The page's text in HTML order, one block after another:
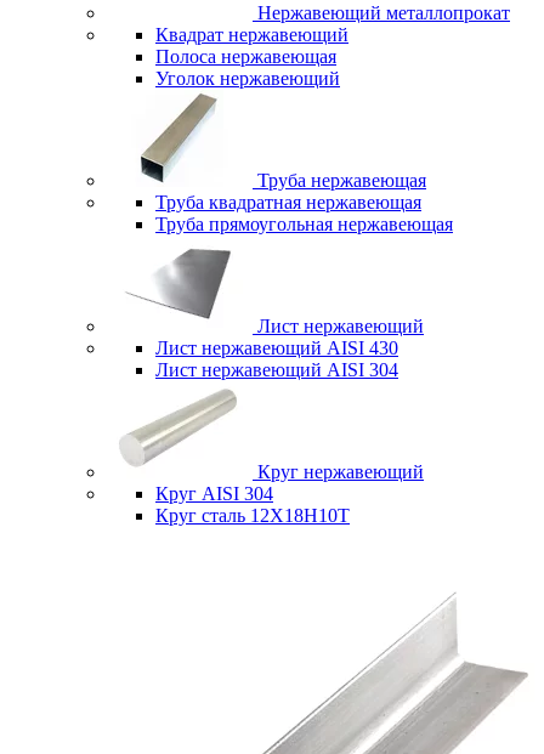
Нержавеющий металлопрокат
Квадрат нержавеющий
Полоса нержавеющая
Уголок нержавеющий
Труба нержавеющая
Труба квадратная нержавеющая
Труба прямоугольная нержавеющая
Лист нержавеющий
Лист нержавеющий AISI 430
Лист нержавеющий AISI 304
Круг нержавеющий
Круг AISI 304
Круг сталь 12Х18Н10Т